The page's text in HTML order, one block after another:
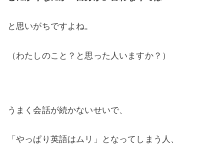
と思いがちですよね。
（わたしのこと？と思った人いますか？）
うまく会話が続かないせいで、
「やっぱり英語はムリ」となってしまう人、